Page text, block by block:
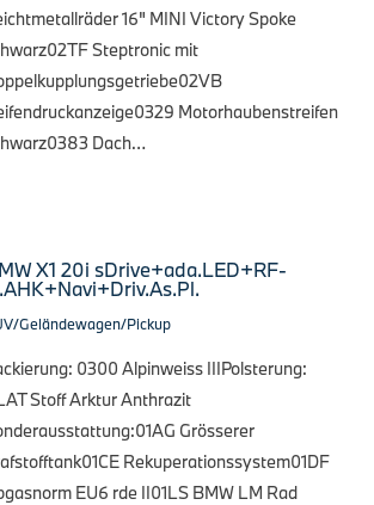
16" MINI Victory Spoke
Steptronic mit
Motorhaubenstreifen
Dach…
X1 20i sDrive+ada.LED+RF-
Geländewagen/Pickup
0300 Alpinweiss IIIPolsterung:
Stoff Arktur Anthrazit
Grösserer
Rekuperationssystem01DF
EU6 rde II01LS BMW LM Rad